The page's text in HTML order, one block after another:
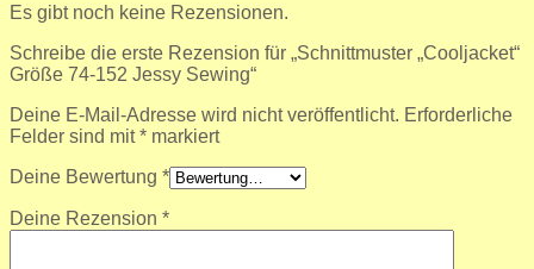
Es gibt noch keine Rezensionen.
Schreibe die erste Rezension für „Schnittmuster „Cooljacket“
Größe 74-152 Jessy Sewing“
Deine E-Mail-Adresse wird nicht veröffentlicht. Erforderliche
Felder sind mit* markiert
Deine Bewertung *
Deine Rezension *